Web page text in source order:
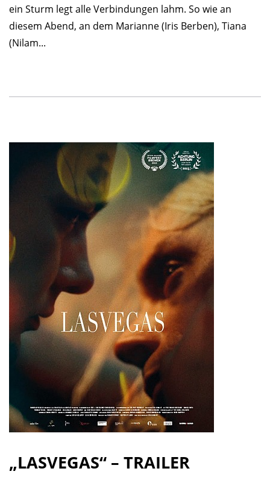
ein Sturm legt alle Verbindungen lahm. So wie an
diesem Abend, an dem Marianne (Iris Berben), Tiana
(Nilam...
„LASVEGAS“ – TRAILER